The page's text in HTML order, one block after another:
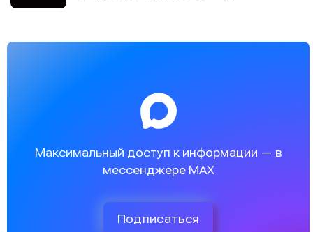
Максимальный доступ к информации — в
мессенджере MAX
Подписаться